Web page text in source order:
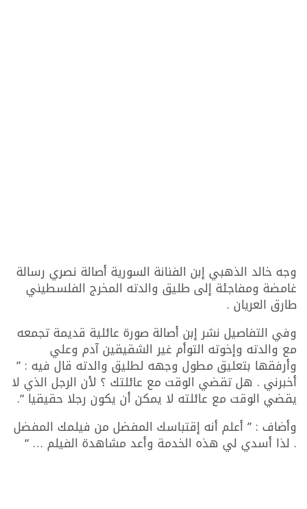
وجه خالد الذهبي إبن الفنانة السورية أصالة نصري رسالة
غامضة ومفاجئة إلى طليق والدته المخرج الفلسطيني
طارق العريان .
وفي التفاصيل نشر إبن أصالة صورة عائلية قديمة تجمعه
مع والدته وإخوته التوأم غير الشقيقين آدم وعلي
وأرفقها بتعليق مطول وجهه لطليق والدته قال فيه : ”
أخبرني . هل تقضي الوقت مع عائلتك ؟ لأن الرجل الذي لا
يقضي الوقت مع عائلته لا يمكن أن يكون رجلا حقيقيا “.
وأضاف : ” أعلم أنه إقتباسك المفضل من فيلمك المفضل
. لذا أسدي لي هذه الخدمة وأعد مشاهدة الفيلم … “